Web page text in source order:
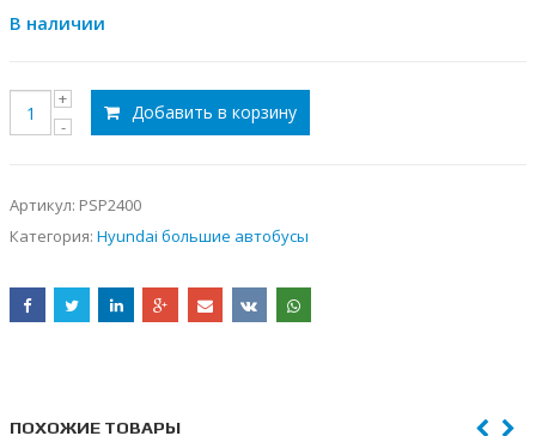
В наличии
Добавить в корзину
Артикул: PSP2400
Категория: Hyundai большие автобусы
ПОХОЖИЕ ТОВАРЫ